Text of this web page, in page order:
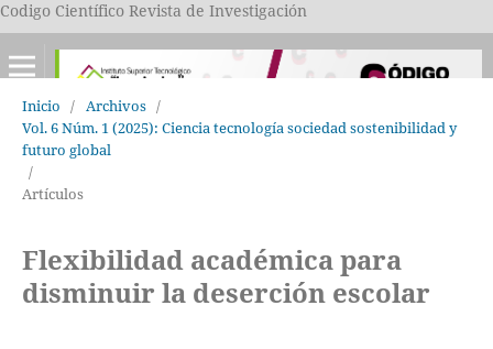
Codigo Científico Revista de Investigación
Inicio / Archivos /
Vol. 6 Núm. 1 (2025): Ciencia tecnología sociedad sostenibilidad y
futuro global
/
Artículos
Flexibilidad académica para
disminuir la deserción escolar